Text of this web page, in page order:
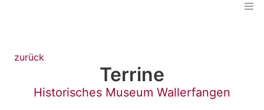
zurück
Terrine
Historisches Museum Wallerfangen